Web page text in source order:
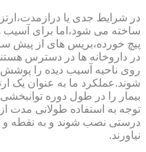
در شرایط جدی یا
ساخته می شود،اما برای
پیچ خورده،بریس های از پیش
در داروخانه ها در دسترس
روی ناحیه آسیب دیده را
شوند.عملکرد ما به عنوان یک
بیمار را در طول دوره توانبخشی
توجه به استفاده طولانی مدت از
درستی نصب شوند و به نقطه و
نیاورند.